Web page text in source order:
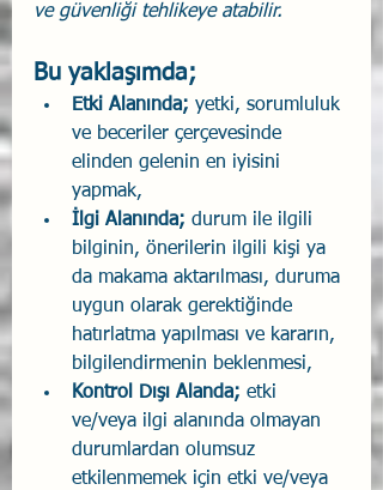
ve güvenliği tehlikeye atabilir.
Bu yaklaşımda;
Etki Alanında; yetki, sorumluluk
ve beceriler çerçevesinde
elinden gelenin en iyisini
yapmak,
İlgi Alanında; durum ile ilgili
bilginin, önerilerin ilgili kişi ya
da makama aktarılması, duruma
uygun olarak gerektiğinde
hatırlatma yapılması ve kararın,
bilgilendirmenin beklenmesi,
Kontrol Dışı Alanda; etki
ve/veya ilgi alanında olmayan
durumlardan olumsuz
etkilenmemek için etki ve/veya